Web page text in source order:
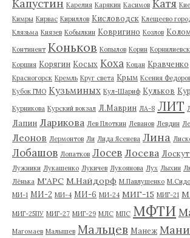
Капустин Карелия Карякин Касимов Катя
Кимры Кирвас Кириллов Кисловодск Клещеево
Клязьма Князев Кобылкин Ковригино Козлов
Континент Коньков Копылов Корин
Коршия Корягин Косых Коха Коцан Кравченко
Красногорск Кремль Круг света Крым Ксения
Кубок ГМО Кузьминых Кул-Шариф Кульков
Курникова Курский вокзал Л.Маврин ЛА-8 ЛИТ
Лапин Ларикова Лев Плоткин Леванов Левдин
Леонов Лермонтов Ли Лида Ясенева Лина
Лобашов Лопатков Лосев Лосева
Лужники Лукашенко Лукичев Лукоянова Лух Лыхин
Лёнька М'АРС М.Найдорф М.Павлушенко
МИ-1 МИ-2 МИ-4 МИ-6 МИ-24 МИГ-15 МИГ-21
МИГ-25ПУ МИГ-27 МИГ-29 МЛС МПС МФТИ
Магомаев Малышев Мальцев Манеж